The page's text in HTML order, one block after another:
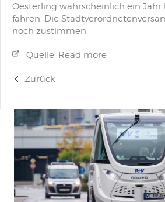
Oesterling wahrscheinlich ein
fahren. Die
noch zustimmen.
Quelle: Read more
Zurück